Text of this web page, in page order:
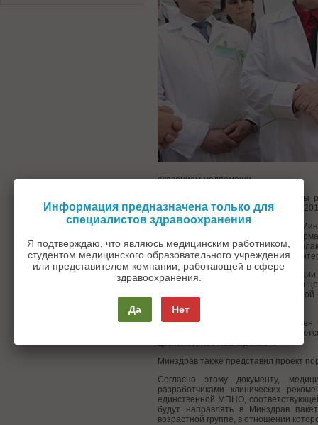
оказанием медпомощи.
Клинические рекомендации должны
приказом Минздрава от 13 октября
Для клинических рекомендаций
возрастную группу, краткую
медицинскую реабилитацию,
выписке) медицинской помощи и
По задумке Минздрава,
делать?», «кому делать?», «с какой
на основе принципов
отрицательный характер.
Каждый тезис-рекомендация
доказательств. Тезисы
диспансерное наблюдение».
Минздрав также представил проект
Согласно этому документу,
разработчиками клинических
единственной МПНО,
будут направлять в Минздрав
возрастной группе, в отношении
Информация предназначена только для
специалистов здравоохранения
Я подтверждаю, что являюсь медицинским работником,
студентом медицинского образовательного учреждения
или представителем компании, работающей в сфере
здравоохранения.
Да Нет